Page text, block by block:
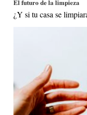
El futuro de la limpieza
¿Y si tu casa se